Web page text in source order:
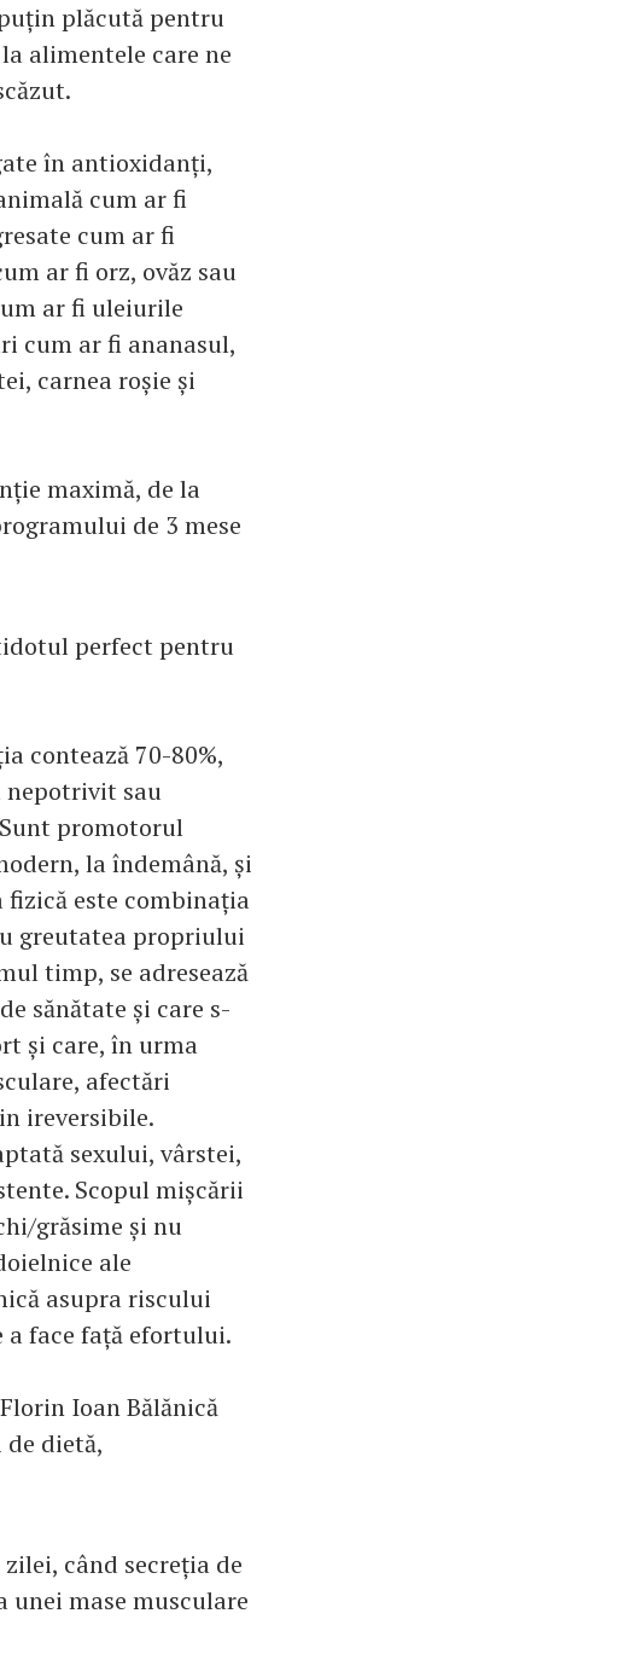
plăcută pentru
alimentele care ne
în antioxidanți,
cum ar fi
cum ar fi
ar fi orz, ovăz sau
ar fi uleiurile
cum ar fi ananasul,
carnea roșie și
maximă, de la
de 3 mese
perfect pentru
contează 70-80%,
nepotrivit sau
promotorul
la îndemână, și
este combinația
greutatea propriului
timp, se adresează
sănătate și care s-
și care, în urma
afectări
ireversibile.
sexului, vârstei,
Scopul mișcării
grăsime și nu
ale
asupra riscului
face față efortului.
Ioan Bălănică
dietă,
când secreția de
mase musculare